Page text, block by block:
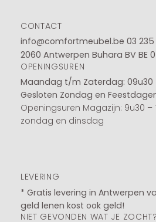
CONTACT
info@comfortmeubel.be 03
2060 Antwerpen Buhara BV BE
OPENINGSUREN
Maandag t/m Zaterdag: 09u30
Gesloten Zondag en
Openingsuren Magazijn: 9u30 –
zondag en dinsdag
LEVERING
* Gratis levering in Antwerpen
geld lenen kost ook geld!
NIET GEVONDEN WAT JE ZOCHT?